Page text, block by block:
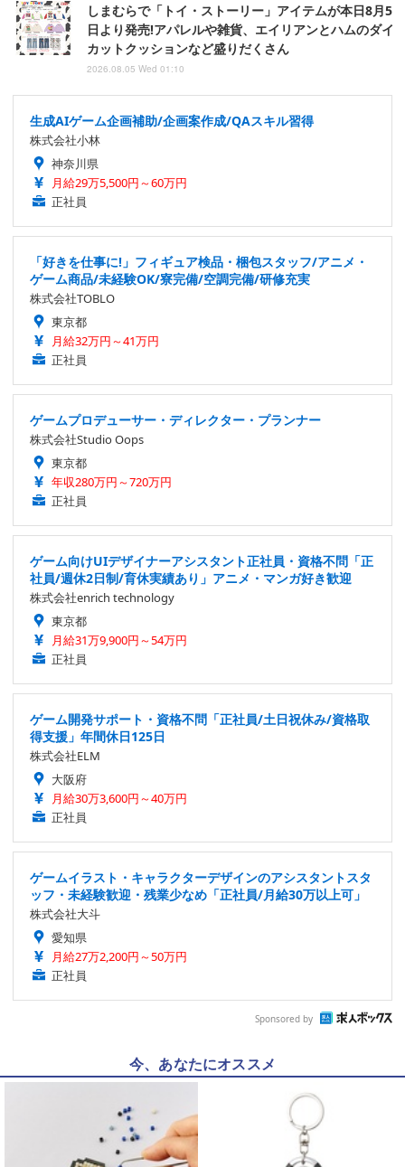
しまむらで「トイ・ストーリー」アイテムが本日8月5
日より発売!アパレルや雑貨、エイリアンとハムのダイ
カットクッションなど盛りだくさん
2026.08.05 Wed 01:10
生成AIゲーム企画補助/企画案作成/QAスキル習得
株式会社小林
神奈川県
月給29万5,500円～60万円
正社員
「好きを仕事に!」フィギュア検品・梱包スタッフ/アニメ・
ゲーム商品/未経験OK/寮完備/空調完備/研修充実
株式会社TOBLO
東京都
月給32万円～41万円
正社員
ゲームプロデューサー・ディレクター・プランナー
株式会社Studio Oops
東京都
年収280万円～720万円
正社員
ゲーム向けUIデザイナーアシスタント正社員・資格不問「正
社員/週休2日制/育休実績あり」アニメ・マンガ好き歓迎
株式会社enrich technology
東京都
月給31万9,900円～54万円
正社員
ゲーム開発サポート・資格不問「正社員/土日祝休み/資格取
得支援」年間休日125日
株式会社ELM
大阪府
月給30万3,600円～40万円
正社員
ゲームイラスト・キャラクターデザインのアシスタントスタ
ッフ・未経験歓迎・残業少なめ「正社員/月給30万以上可」
株式会社大斗
愛知県
月給27万2,200円～50万円
正社員
Sponsored by
今、あなたにオススメ